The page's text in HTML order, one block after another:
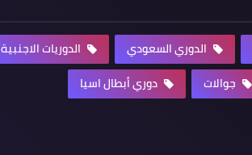
الدوري السعودي
الدوريات الاجنبية
جوالات
دوري أبطال اسيا